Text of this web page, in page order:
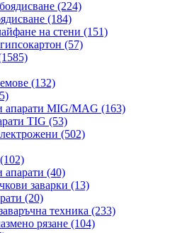
(224)
(184)
на стени (151)
(57)
(132)
апарати MIG/MAG (163)
TIG (53)
(502)
(102)
апарати (40)
заварки (13)
(20)
техника (233)
рязане (104)